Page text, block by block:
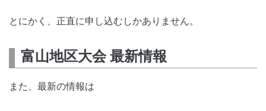
とにかく、正直に申し込むしかありません。
富山地区大会 最新情報
また、最新の情報は